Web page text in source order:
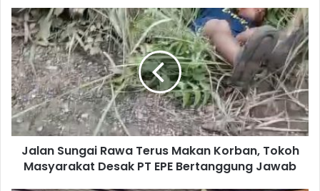
Jalan Sungai Rawa Terus Makan Korban, Tokoh
Masyarakat Desak PT EPE Bertanggung Jawab